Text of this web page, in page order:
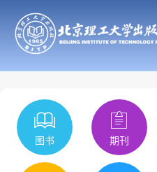
图书 期刊